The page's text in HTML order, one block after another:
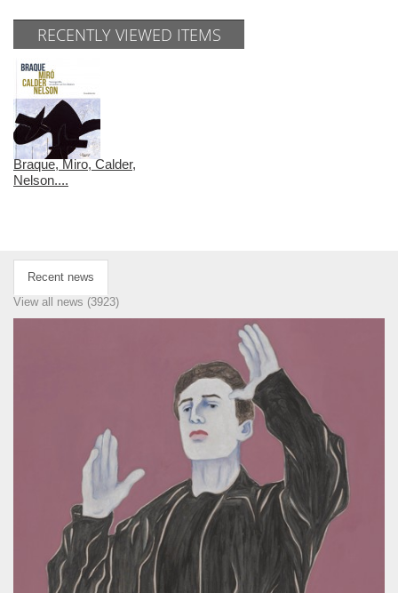
RECENTLY VIEWED ITEMS
Braque, Miro, Calder,
Nelson....
Recent news
View all news (3923)